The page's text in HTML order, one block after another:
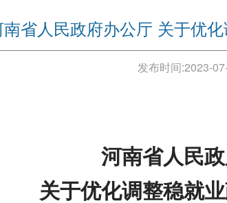
省人民政府办公厅 关于优
发布时间:2023-
河南省人民
关于优化调整稳就